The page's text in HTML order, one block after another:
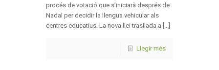
procés de votació que s’iniciarà després de
Nadal per decidir la llengua vehicular als
centres educatius. La nova llei trasllada a [...]
Llegir més